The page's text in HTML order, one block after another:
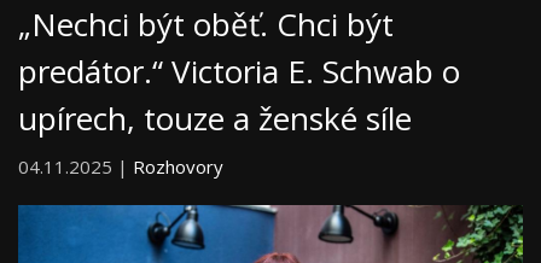
„Nechci být oběť. Chci být
predátor.“ Victoria E. Schwab o
upírech, touze a ženské síle
04.11.2025 | Rozhovory